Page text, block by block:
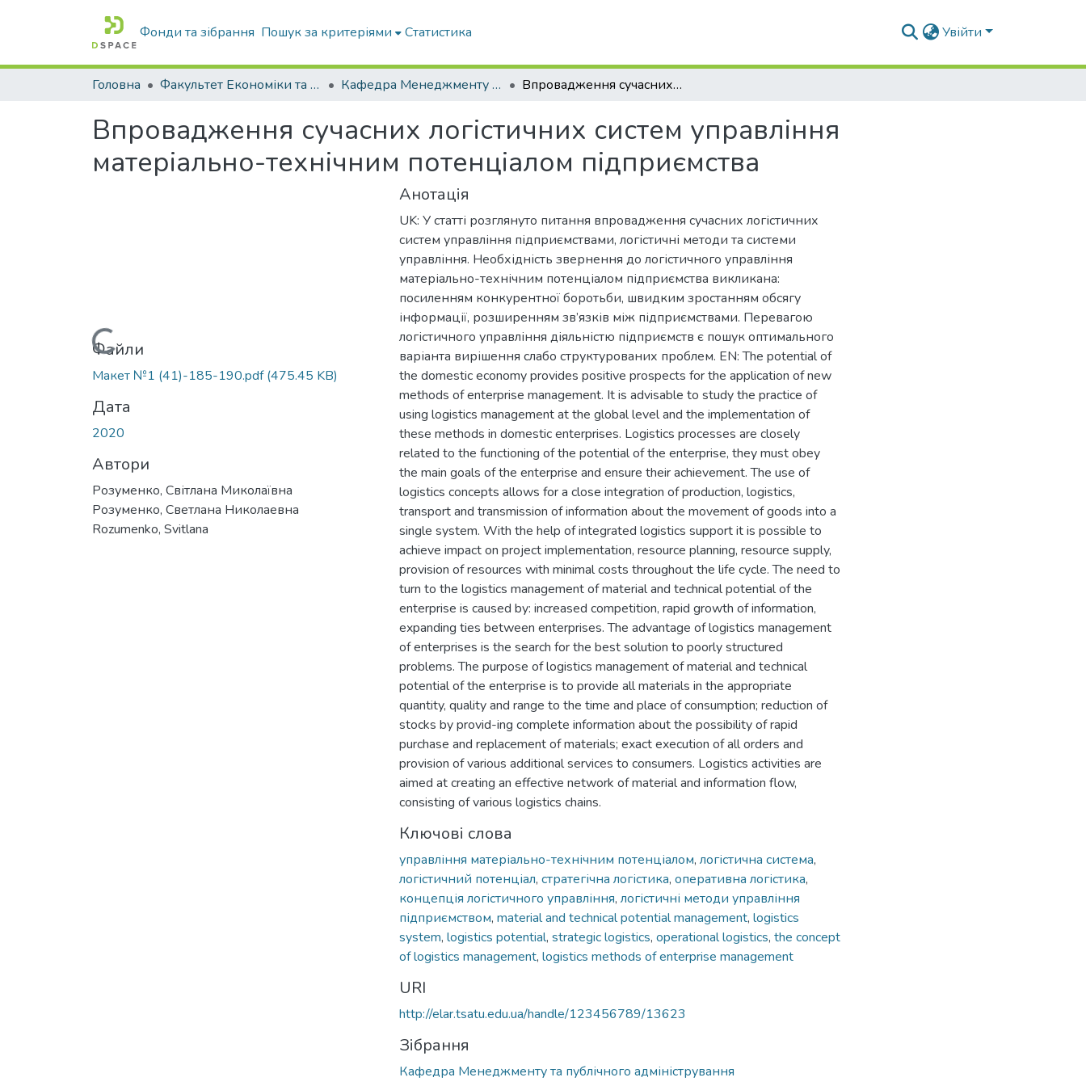
Фонди та зібрання Пошук за критеріями Статистика Увійти
Головна Факультет Економіки та бізнесу Кафедра Менеджменту та публічного адміністрування Впровадження сучасних логістичних систем управління матеріально-технічним потенціалом підприємства
Впровадження сучасних логістичних систем управління
матеріально-технічним потенціалом підприємства
Вантажиться...
Файли
Макет №1 (41)-185-190.pdf(475.45 KB)
Дата
2020
Автори
Розуменко, Світлана Миколаївна
Розуменко, Светлана Николаевна
Rozumenko, Svitlana
Анотація
UK: У статті розглянуто питання впровадження сучасних логістичних
систем управління підприємствами, логістичні методи та системи
управління. Необхідність звернення до логістичного управління
матеріально-технічним потенціалом підприємства викликана:
посиленням конкурентної боротьби, швидким зростанням обсягу
інформації, розширенням зв’язків між підприємствами. Перевагою
логістичного управління діяльністю підприємств є пошук оптимального
варіанта вирішення слабо структурованих проблем. EN: The potential of
the domestic economy provides positive prospects for the application of new
methods of enterprise management. It is advisable to study the practice of
using logistics management at the global level and the implementation of
these methods in domestic enterprises. Logistics processes are closely
related to the functioning of the potential of the enterprise, they must obey
the main goals of the enterprise and ensure their achievement. The use of
logistics concepts allows for a close integration of production, logistics,
transport and transmission of information about the movement of goods into a
single system. With the help of integrated logistics support it is possible to
achieve impact on project implementation, resource planning, resource supply,
provision of resources with minimal costs throughout the life cycle. The need to
turn to the logistics management of material and technical potential of the
enterprise is caused by: increased competition, rapid growth of information,
expanding ties between enterprises. The advantage of logistics management
of enterprises is the search for the best solution to poorly structured
problems. The purpose of logistics management of material and technical
potential of the enterprise is to provide all materials in the appropriate
quantity, quality and range to the time and place of consumption; reduction of
stocks by provid-ing complete information about the possibility of rapid
purchase and replacement of materials; exact execution of all orders and
provision of various additional services to consumers. Logistics activities are
aimed at creating an effective network of material and information flow,
consisting of various logistics chains.
Ключові слова
управління матеріально-технічним потенціалом, логістична система,
логістичний потенціал, стратегічна логістика, оперативна логістика,
концепція логістичного управління, логістичні методи управління
підприємством, material and technical potential management, logistics
system, logistics potential, strategic logistics, operational logistics, the concept
of logistics management, logistics methods of enterprise management
URI
http://elar.tsatu.edu.ua/handle/123456789/13623
Зібрання
Кафедра Менеджменту та публічного адміністрування